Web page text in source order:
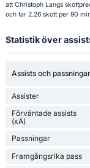
att Christoph Langs
och tar 2.26 skott per 90
Statistik över
Assists och passningar
Assister
Förväntade assists
(xA)
Passningar
Framgångsrika pass